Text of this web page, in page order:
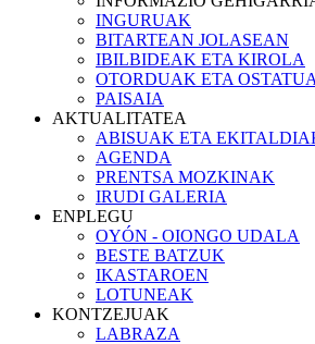
INGURUAK
BITARTEAN JOLASEAN
IBILBIDEAK ETA KIROLA
OTORDUAK ETA OSTATUA
PAISAIA
AKTUALITATEA
ABISUAK ETA
AGENDA
PRENTSA MOZKINAK
IRUDI GALERIA
ENPLEGU
OYÓN - OIONGO UDALA
BESTE BATZUK
IKASTAROEN
LOTUNEAK
KONTZEJUAK
LABRAZA